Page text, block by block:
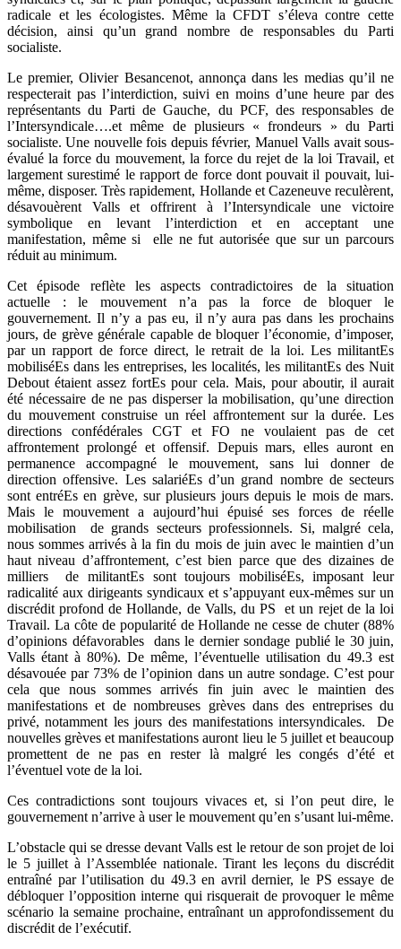
radicale et les écologistes. Même la CFDT s’éleva contre cette
décision, ainsi qu’un grand nombre de responsables du Parti
socialiste.
Le premier, Olivier Besancenot, annonça dans les medias qu’il ne
respecterait pas l’interdiction, suivi en moins d’une heure par des
représentants du Parti de Gauche, du PCF, des responsables de
l’Intersyndicale….et même de plusieurs « frondeurs » du Parti
socialiste. Une nouvelle fois depuis février, Manuel Valls avait sous-
évalué la force du mouvement, la force du rejet de la loi Travail, et
largement surestimé le rapport de force dont pouvait il pouvait, lui-
même, disposer. Très rapidement, Hollande et Cazeneuve reculèrent,
désavouèrent Valls et offrirent à l’Intersyndicale une victoire
symbolique en levant l’interdiction et en acceptant une
manifestation, même si elle ne fut autorisée que sur un parcours
réduit au minimum.
Cet épisode reflète les aspects contradictoires de la situation
actuelle : le mouvement n’a pas la force de bloquer le
gouvernement. Il n’y a pas eu, il n’y aura pas dans les prochains
jours, de grève générale capable de bloquer l’économie, d’imposer,
par un rapport de force direct, le retrait de la loi. Les militantEs
mobiliséEs dans les entreprises, les localités, les militantEs des Nuit
Debout étaient assez fortEs pour cela. Mais, pour aboutir, il aurait
été nécessaire de ne pas disperser la mobilisation, qu’une direction
du mouvement construise un réel affrontement sur la durée. Les
directions confédérales CGT et FO ne voulaient pas de cet
affrontement prolongé et offensif. Depuis mars, elles auront en
permanence accompagné le mouvement, sans lui donner de
direction offensive. Les salariéEs d’un grand nombre de secteurs
sont entréEs en grève, sur plusieurs jours depuis le mois de mars.
Mais le mouvement a aujourd’hui épuisé ses forces de réelle
mobilisation de grands secteurs professionnels. Si, malgré cela,
nous sommes arrivés à la fin du mois de juin avec le maintien d’un
haut niveau d’affrontement, c’est bien parce que des dizaines de
milliers de militantEs sont toujours mobiliséEs, imposant leur
radicalité aux dirigeants syndicaux et s’appuyant eux-mêmes sur un
discrédit profond de Hollande, de Valls, du PS et un rejet de la loi
Travail. La côte de popularité de Hollande ne cesse de chuter (88%
d’opinions défavorables dans le dernier sondage publié le 30 juin,
Valls étant à 80%). De même, l’éventuelle utilisation du 49.3 est
désavouée par 73% de l’opinion dans un autre sondage. C’est pour
cela que nous sommes arrivés fin juin avec le maintien des
manifestations et de nombreuses grèves dans des entreprises du
privé, notamment les jours des manifestations intersyndicales. De
nouvelles grèves et manifestations auront lieu le 5 juillet et beaucoup
promettent de ne pas en rester là malgré les congés d’été et
l’éventuel vote de la loi.
Ces contradictions sont toujours vivaces et, si l’on peut dire, le
gouvernement n’arrive à user le mouvement qu’en s’usant lui-même.
L’obstacle qui se dresse devant Valls est le retour de son projet de loi
le 5 juillet à l’Assemblée nationale. Tirant les leçons du discrédit
entraîné par l’utilisation du 49.3 en avril dernier, le PS essaye de
débloquer l’opposition interne qui risquerait de provoquer le même
scénario la semaine prochaine, entraînant un approfondissement du
discrédit de l’exécutif.